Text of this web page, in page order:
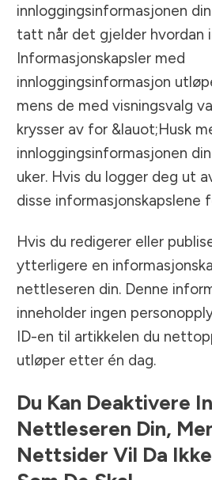
innloggingsinformasjonen
tatt når det gjelder hvordan
Informasjonskapsler med
innloggingsinformasjon
mens de med visningsvalg
krysser av for &lauot;Husk
innloggingsinformasjonen
uker. Hvis du logger deg ut
disse informasjonskapslene
Hvis du redigerer eller
ytterligere en
nettleseren din. Denne
inneholder ingen
ID-en til artikkelen du
utløper etter én dag.
Du Kan Deaktivere
Nettleseren Din,
Nettsider Vil Da